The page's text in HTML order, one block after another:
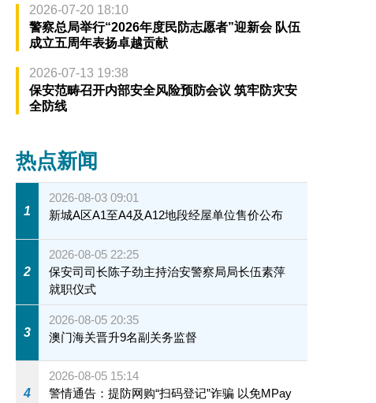
2026-07-20 18:10
警察总局举行“2026年度民防志愿者”迎新会 队伍
成立五周年表扬卓越贡献
2026-07-13 19:38
保安范畴召开内部安全风险预防会议 筑牢防灾安
全防线
热点新闻
1
2026-08-03 09:01
新城A区A1至A4及A12地段经屋单位售价公布
2
2026-08-05 22:25
保安司司长陈子劲主持治安警察局局长伍素萍
就职仪式
3
2026-08-05 20:35
澳门海关晋升9名副关务监督
4
2026-08-05 15:14
警情通告：提防网购“扫码登记”诈骗 以免MPay